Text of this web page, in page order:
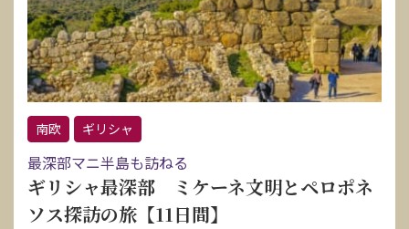
南欧 ギリシャ
最深部マニ半島も訪ねる
ギリシャ最深部 ミケーネ文明とペロポネ
ソス探訪の旅【11日間】